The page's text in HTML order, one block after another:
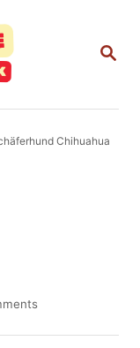
S
R
H
Chihuahua